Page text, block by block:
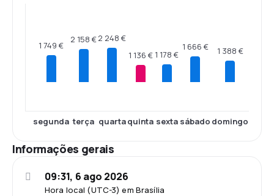
1 749 €
segunda
2 158 €
terça
2 248 €
quarta
1 136 €
quinta
1 178 €
sexta
1 666 €
sábado
1 388 €
domingo
Informações gerais
Hora local (UTC-3) em Brasília
09:31, 6 ago 2026